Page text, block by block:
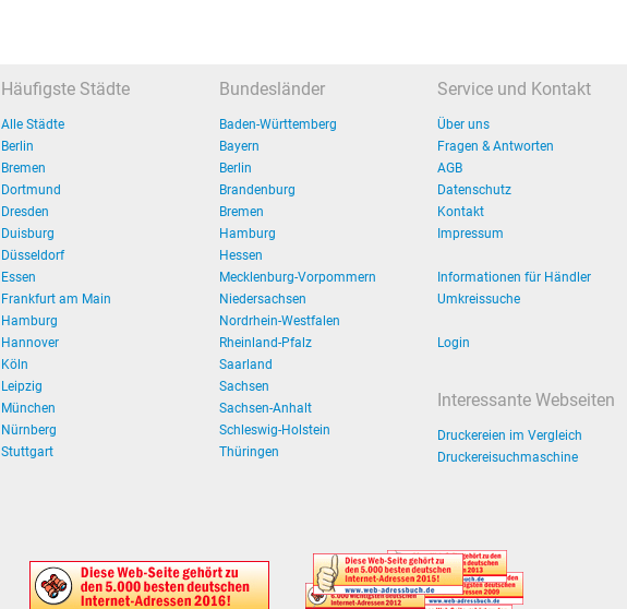
Häufigste Städte
Alle Städte
Berlin
Bremen
Dortmund
Dresden
Duisburg
Düsseldorf
Essen
Frankfurt am Main
Hamburg
Hannover
Köln
Leipzig
München
Nürnberg
Stuttgart
Bundesländer
Baden-Württemberg
Bayern
Berlin
Brandenburg
Bremen
Hamburg
Hessen
Mecklenburg-Vorpommern
Niedersachsen
Nordrhein-Westfalen
Rheinland-Pfalz
Saarland
Sachsen
Sachsen-Anhalt
Schleswig-Holstein
Thüringen
Service und Kontakt
Über uns
Fragen & Antworten
AGB
Datenschutz
Kontakt
Impressum
Informationen für Händler
Umkreissuche
Login
Interessante Webseiten
Druckereien im Vergleich
Druckereisuchmaschine